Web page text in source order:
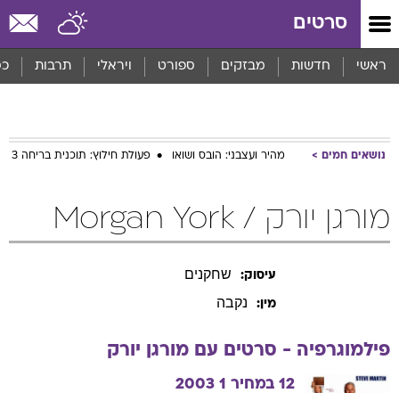
סרטים
ראשי חדשות מבזקים ספורט ויראלי תרבות
נושאים חמים מהיר ועצבני: הובס ושואו פעולת חילוץ: תוכנית בריחה 3
מורגן יורק / Morgan York
עיסוק: שחקנים
מין: נקבה
פילמוגרפיה - סרטים עם מורגן יורק
12 במחיר 1 2003